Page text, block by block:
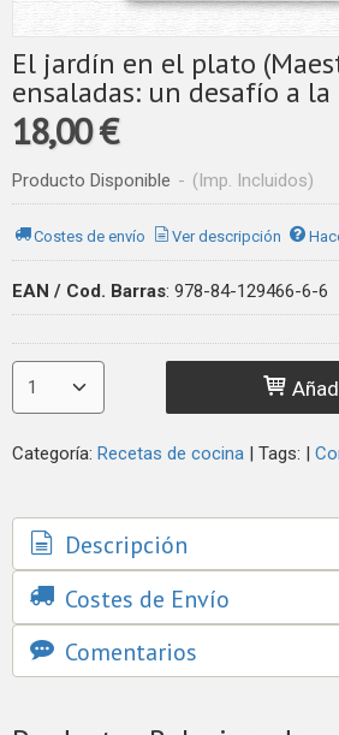
El jardín en el plato
ensaladas: un desafío a
18,00 €
Producto Disponible - (Imp. Incluidos)
Costes de envío Ver descripción
EAN / Cod. Barras: 978-84-129466-6-6
Categoría: Recetas de cocina | Tags: |
Descripción
Costes de Envío
Comentarios